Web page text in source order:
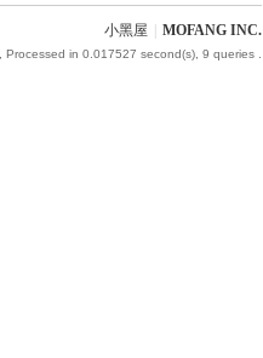
小黑屋 MOFANG INC.
, Processed in 0.017527 second(s), 9 queries .